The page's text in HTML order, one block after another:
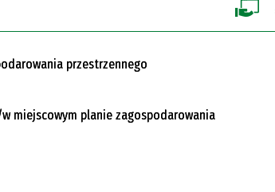
przestrzennego
miejscowym planie zagospodarowania